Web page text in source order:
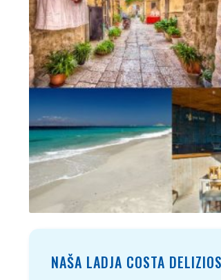
NAŠA LADJA COSTA